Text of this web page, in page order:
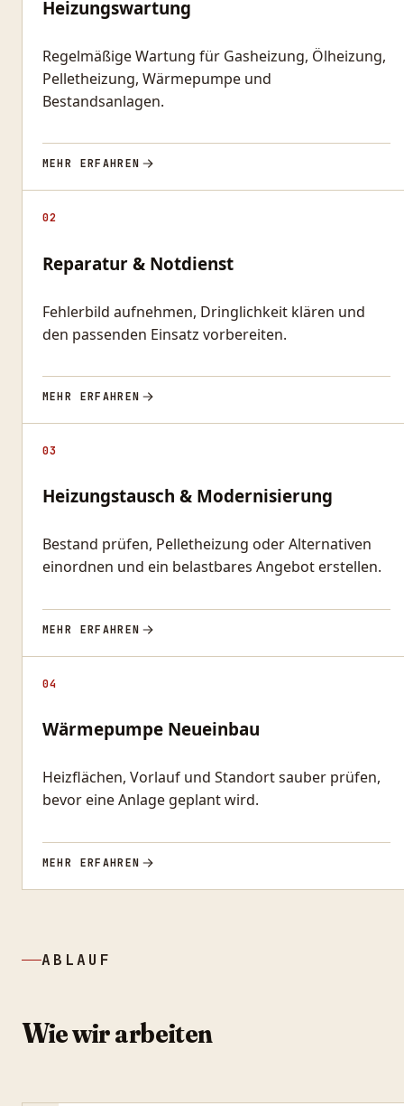
Heizungswartung
Regelmäßige Wartung für Gasheizung, Ölheizung,
Pelletheizung, Wärmepumpe und
Bestandsanlagen.
MEHR ERFAHREN
02
Reparatur & Notdienst
Fehlerbild aufnehmen, Dringlichkeit klären und
den passenden Einsatz vorbereiten.
MEHR ERFAHREN
03
Heizungstausch & Modernisierung
Bestand prüfen, Pelletheizung oder Alternativen
einordnen und ein belastbares Angebot erstellen.
MEHR ERFAHREN
04
Wärmepumpe Neueinbau
Heizflächen, Vorlauf und Standort sauber prüfen,
bevor eine Anlage geplant wird.
MEHR ERFAHREN
ABLAUF
Wie wir arbeiten